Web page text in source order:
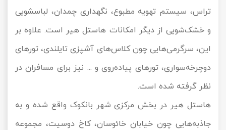
تراس، سیستم تهویه مطبوع، نگهداری چمدان، لباسشویی
و خشک‌شویی از دیگر امکانات هاستل هیر است. علاوه بر
این، سرگرمی‌هایی چون کلاس‌های آشپزی تایلندی، تورهای
دوچرخه‌سواری، تورهای پیاده‌روی و ... نیز برای مسافران در
نظر گرفته شده است.
هاستل هیر در بخش مرکزی شهر بانکوک واقع شده و به
جاذبه‌هایی چون خیابان خائوسان، کاخ دوسیت، مجموعه